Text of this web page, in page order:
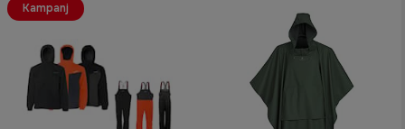
Kampanj